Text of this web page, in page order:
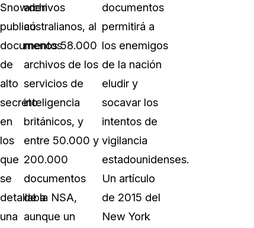
Snowden
publicó
documentos
de
alto
secreto
en
los
que
se
detallaba
una
archivos
australianos, al
menos 58.000
archivos de los
servicios de
inteligencia
británicos, y
entre 50.000 y
200.000
documentos
de la NSA,
aunque un
documentos
permitirá a
los enemigos
de la nación
eludir y
socavar los
intentos de
vigilancia
estadounidenses.
Un artículo
de 2015 del
New York